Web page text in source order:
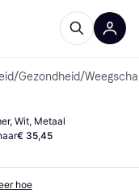
/Gezondheid/
Wit, Metaal
€ 35,45
hoe